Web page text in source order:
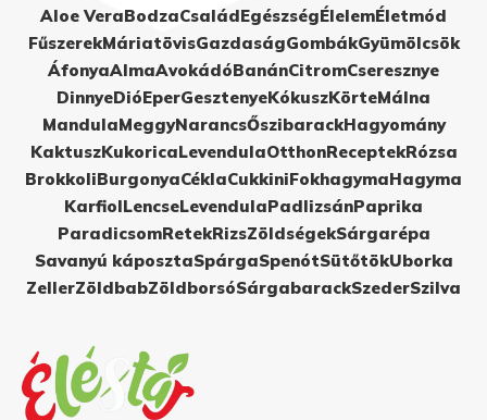
Aloe VeraBodzaCsaládEgészségÉlelemÉletmód
FűszerekMáriatövisGazdaságGombákGyümölcsök
ÁfonyaAlmaAvokádóBanánCitromCseresznye
DinnyeDióEperGesztenyeKókuszKörteMálna
MandulaMeggyNarancsŐszibarackHagyomány
KaktuszKukoricaLevendulaOtthonReceptekRózsa
BrokkoliBurgonyaCéklaCukkiniFokhagymaHagyma
KarfiolLencseLevendulaPadlizsánPaprika
ParadicsomRetekRizsZöldségekSárgarépa
Savanyú káposztaSpárgaSpenótSütőtökUborka
ZellerZöldbabZöldborsóSárgabarackSzederSzilva